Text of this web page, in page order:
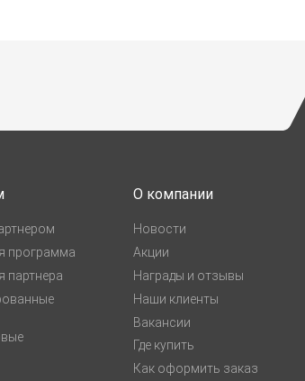
программа
партнера
О компании
Новости
Акции
Награды и отзывы
Наши клиенты
Вакансии
Где купить
Как оформить заказ